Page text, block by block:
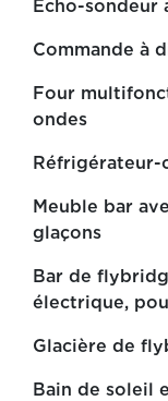
Écho-sondeur
Commande à
Four
ondes
Réfrigérateur-
Meuble bar
glaçons
Bar de
électrique,
Glacière de
Bain de soleil